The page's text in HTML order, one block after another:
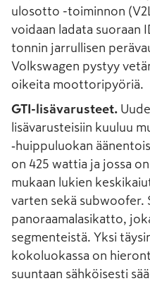
ulosotto -toiminnon
voidaan ladata suoraan
tonnin jarrullisen
Volkswagen pystyy
oikeita moottoripyöriä.
GTI-lisävarusteet.
lisävarusteisiin kuuluu
‑huippuluokan
on 425 wattia ja jossa
mukaan lukien
varten sekä subwoofer.
panoraamalasikatto,
segmenteistä. Yksi
kokoluokassa on
suuntaan sähköisesti